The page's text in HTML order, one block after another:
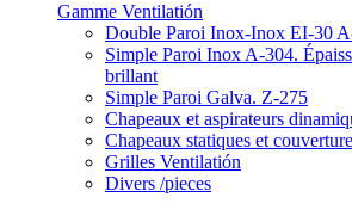
Gamme Ventilatión
Double Paroi Inox-Inox EI-30
Simple Paroi Inox A-304.
brillant
Simple Paroi Galva. Z-275
Chapeaux et aspirateurs
Chapeaux statiques et
Grilles Ventilatión
Divers /pieces